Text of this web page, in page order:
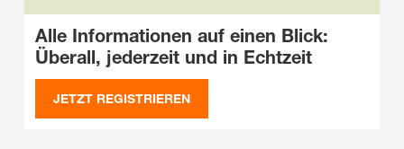
Alle Informationen auf einen Blick:
Überall, jederzeit und in Echtzeit
JETZT REGISTRIEREN